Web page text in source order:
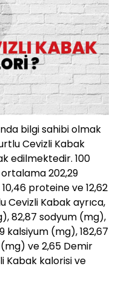
bilgi sahibi olmak
Cevizli Kabak
edilmektedir. 100
202,29
proteine ve 12,62
Cevizli Kabak ayrıca,
82,87 sodyum (mg),
kalsiyum (mg), 182,67
ve 2,65 Demir
Kabak kalorisi ve